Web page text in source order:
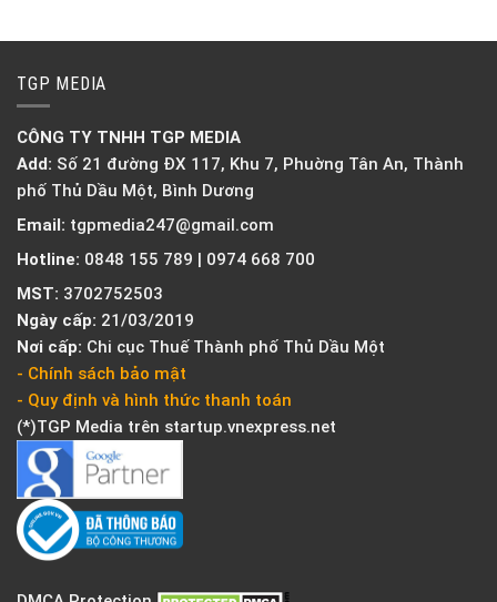
TGP MEDIA
CÔNG TY TNHH TGP MEDIA
Add: Số 21 đường ĐX 117, Khu 7, Phuờng Tân An, Thành
phố Thủ Dầu Một, Bình Dương
Email: tgpmedia247@gmail.com
Hotline: 0848 155 789 | 0974 668 700
MST: 3702752503
Ngày cấp: 21/03/2019
Nơi cấp: Chi cục Thuế Thành phố Thủ Dầu Một
- Chính sách bảo mật
- Quy định và hình thức thanh toán
(*)TGP Media trên startup.vnexpress.net